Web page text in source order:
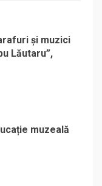
și muzici
Lăutaru”,
muzeală